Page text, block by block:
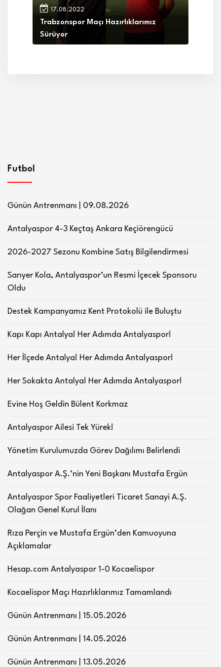
17.08.2022
Trabzonspor Maçı Hazırlıklarımız
Sürüyor
Futbol
Günün Antrenmanı | 09.08.2026
Antalyaspor 4-3 Keçtaş Ankara Keçiörengücü
2026-2027 Sezonu Kombine Satış Bilgilendirmesi
Sarıyer Kola, Antalyaspor’un Resmi İçecek Sponsoru
Oldu
Destek Kampanyamız Kent Protokolü ile Buluştu
Kapı Kapı Antalya! Her Adımda Antalyaspor!
Her İlçede Antalya! Her Adımda Antalyaspor!
Her Sokakta Antalya! Her Adımda Antalyaspor!
Evine Hoş Geldin Bülent Korkmaz
Antalyaspor Ailesi Tek Yürek!
Yönetim Kurulumuzda Görev Dağılımı Belirlendi
Antalyaspor A.Ş.’nin Yeni Başkanı Mustafa Ergün
Antalyaspor Spor Faaliyetleri Ticaret Sanayi A.Ş.
Olağan Genel Kurul İlanı
Rıza Perçin ve Mustafa Ergün’den Kamuoyuna
Açıklamalar
Hesap.com Antalyaspor 1-0 Kocaelispor
Kocaelispor Maçı Hazırlıklarımız Tamamlandı
Günün Antrenmanı | 15.05.2026
Günün Antrenmanı | 14.05.2026
Günün Antrenmanı | 13.05.2026